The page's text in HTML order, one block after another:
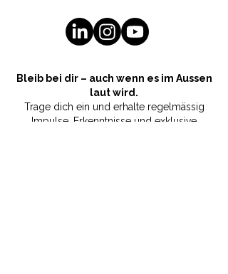
Bleib bei dir – auch wenn es im Aussen
laut wird.
Trage dich ein und erhalte regelmässig
Impulse, Erkenntnisse und exklusive